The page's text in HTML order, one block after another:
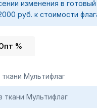
изменения в
руб. к стоимости
%
ткани Мультифлаг
ткани Мультифлаг